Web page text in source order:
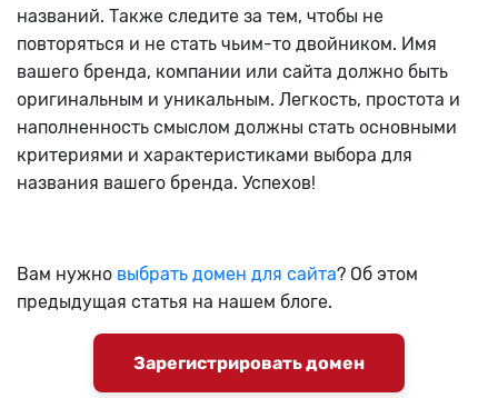
названий. Также следите за тем, чтобы не
повторяться и не стать чьим-то двойником. Имя
вашего бренда, компании или сайта должно быть
оригинальным и уникальным. Легкость, простота и
наполненность смыслом должны стать основными
критериями и характеристиками выбора для
названия вашего бренда. Успехов!
Вам нужно выбрать домен для сайта? Об этом
предыдущая статья на нашем блоге.
Зарегистрировать домен